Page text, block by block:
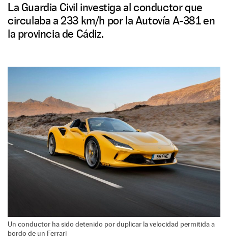
La Guardia Civil investiga al conductor que
circulaba a 233 km/h por la Autovía A-381 en
la provincia de Cádiz.
Un conductor ha sido detenido por duplicar la velocidad permitida a
bordo de un Ferrari